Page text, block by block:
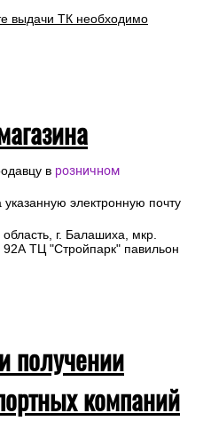
выдачи ТК необходимо
в розничном
электронную почту
г. Балашиха, мкр.
ТЦ "Стройпарк" павильон
получении
компаний